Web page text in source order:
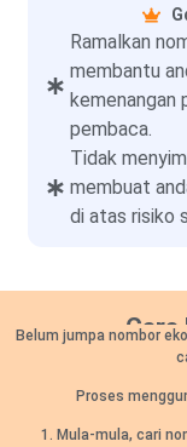
Ramalkan
membantu
kemenangan
pembaca.
Tidak
membuat
di atas risiko
Cara
Belum jumpa nombor
Proses
Mula-mula, cari